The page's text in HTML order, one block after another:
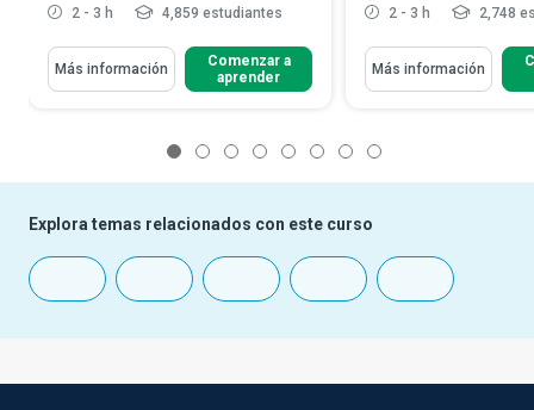
2 - 3 h 4,859 estudiantes
Más información
Comenzar a
aprender
2 - 3 h 2,748
Más información
Explora temas relacionados con este curso